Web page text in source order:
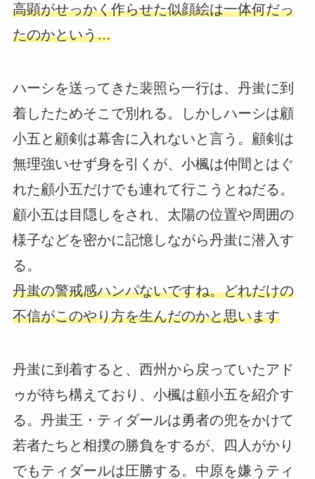
高顕がせっかく作らせた似顔絵は一体何だっ
たのかという…
ハーシを送ってきた裴照ら一行は、丹蚩に到
着したためそこで別れる。しかしハーシは顧
小五と顧剣は幕舎に入れないと言う。顧剣は
無理強いせず身を引くが、小楓は仲間とはぐ
れた顧小五だけでも連れて行こうとねだる。
顧小五は目隠しをされ、太陽の位置や周囲の
様子などを密かに記憶しながら丹蚩に潜入す
る。
丹蚩の警戒感ハンパないですね。どれだけの
不信がこのやり方を生んだのかと思います
丹蚩に到着すると、西州から戻っていたアド
ゥが待ち構えており、小楓は顧小五を紹介す
る。丹蚩王・ティダールは勇者の兜をかけて
若者たちと相撲の勝負をするが、四人がかり
でもティダールは圧勝する。中原を嫌うティ